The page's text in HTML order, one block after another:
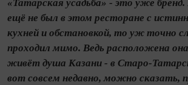
«Татарская усадьба» - это уже
ещё не был в этом ресторане с
кухней и обстановкой, то уж точно
проходил мимо. Ведь расположена
живёт душа Казани - в Старо-
вот совсем недавно, можно сказать,